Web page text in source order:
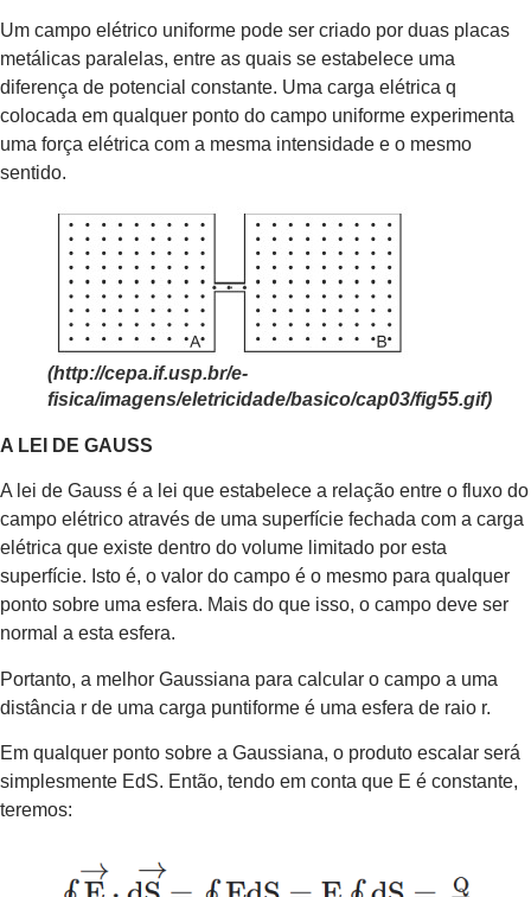
Um campo elétrico uniforme pode ser criado por duas placas
metálicas paralelas, entre as quais se estabelece uma
diferença de potencial constante. Uma carga elétrica q
colocada em qualquer ponto do campo uniforme experimenta
uma força elétrica com a mesma intensidade e o mesmo
sentido.
(http://cepa.if.usp.br/e-
fisica/imagens/eletricidade/basico/cap03/fig55.gif)
A LEI DE GAUSS
A lei de Gauss é a lei que estabelece a relação entre o fluxo do
campo elétrico através de uma superfície fechada com a carga
elétrica que existe dentro do volume limitado por esta
superfície. Isto é, o valor do campo é o mesmo para qualquer
ponto sobre uma esfera. Mais do que isso, o campo deve ser
normal a esta esfera.
Portanto, a melhor Gaussiana para calcular o campo a uma
distância r de uma carga puntiforme é uma esfera de raio r.
Em qualquer ponto sobre a Gaussiana, o produto escalar será
simplesmente EdS. Então, tendo em conta que E é constante,
teremos: